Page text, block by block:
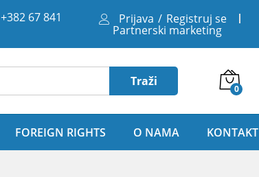
+382 67 841
Prijava / Registruj se
Partnerski marketing
Traži 0
FOREIGN RIGHTS O NAMA KONTAKT